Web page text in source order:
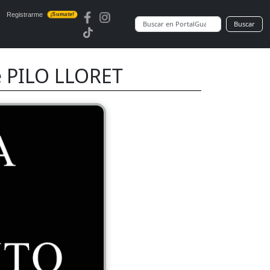
Registrarme ¡Sumate!
Buscar
LLORET